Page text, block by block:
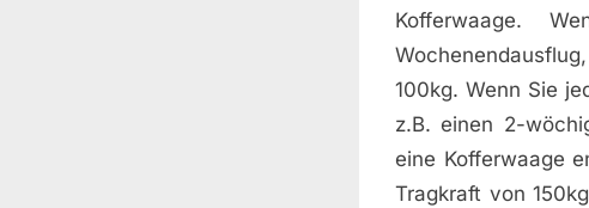
Kofferwaage.
100kg. Wenn Sie
z.B. einen 2-
eine Kofferwaage
Tragkraft von